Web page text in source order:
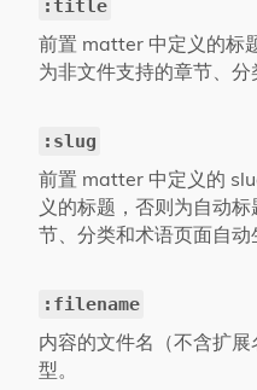
:title
前置 matter 中定义的标
为非文件支持的章节、分
:slug
前置 matter 中定义的
义的标题，否则为自动
节、分类和术语页面自动
:filename
内容的文件名（不含扩
型。